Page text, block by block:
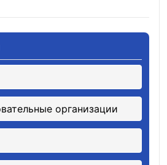
организации